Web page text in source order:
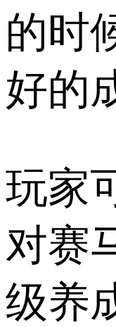
的时
好的
玩家
对赛
级养